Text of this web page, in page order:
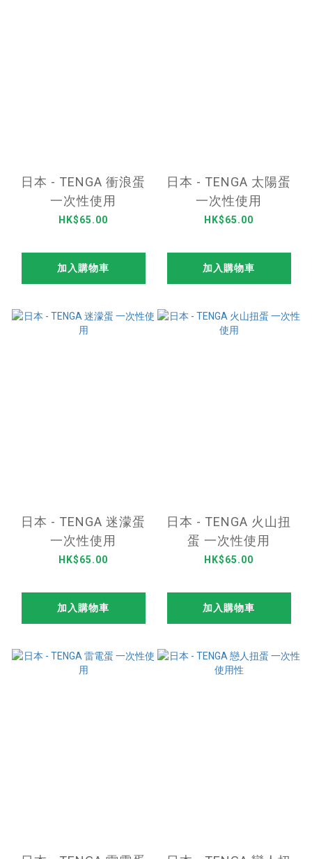
日本 - TENGA 衝浪蛋
一次性使用
HK$65.00
加入購物車
日本 - TENGA 太陽蛋
一次性使用
HK$65.00
加入購物車
日本 - TENGA 迷濛蛋
一次性使用
HK$65.00
加入購物車
日本 - TENGA 火山扭
蛋 一次性使用
HK$65.00
加入購物車